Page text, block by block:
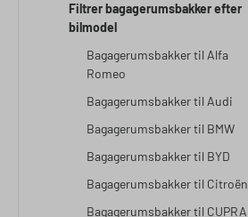
Filtrer bagagerumsbakker efter
bilmodel
Bagagerumsbakker til Alfa
Romeo
Bagagerumsbakker til Audi
Bagagerumsbakker til BMW
Bagagerumsbakker til BYD
Bagagerumsbakker til Citroën
Bagagerumsbakker til CUPRA